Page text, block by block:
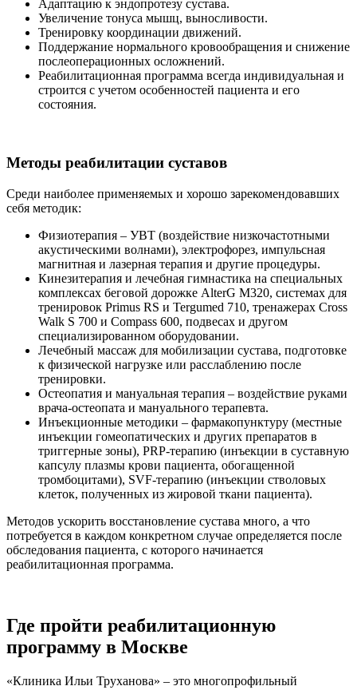
Адаптацию к эндопротезу сустава.
Увеличение тонуса мышц, выносливости.
Тренировку координации движений.
Поддержание нормального кровообращения и снижение
послеоперационных осложнений.
Реабилитационная программа всегда индивидуальная и
строится с учетом особенностей пациента и его
состояния.
Методы реабилитации суставов
Среди наиболее применяемых и хорошо зарекомендовавших
себя методик:
Физиотерапия – УВТ (воздействие низкочастотными
акустическими волнами), электрофорез, импульсная
магнитная и лазерная терапия и другие процедуры.
Кинезитерапия и лечебная гимнастика на специальных
комплексах беговой дорожке AlterG M320, системах для
тренировок Primus RS и Tergumed 710, тренажерах Cross
Walk S 700 и Compass 600, подвесах и другом
специализированном оборудовании.
Лечебный массаж для мобилизации сустава, подготовке
к физической нагрузке или расслаблению после
тренировки.
Остеопатия и мануальная терапия – воздействие руками
врача-остеопата и мануального терапевта.
Инъекционные методики – фармакопунктуру (местные
инъекции гомеопатических и других препаратов в
триггерные зоны), PRP-терапию (инъекции в суставную
капсулу плазмы крови пациента, обогащенной
тромбоцитами), SVF-терапию (инъекции стволовых
клеток, полученных из жировой ткани пациента).
Методов ускорить восстановление сустава много, а что
потребуется в каждом конкретном случае определяется после
обследования пациента, с которого начинается
реабилитационная программа.
Где пройти реабилитационную
программу в Москве
«Клиника Ильи Труханова» – это многопрофильный